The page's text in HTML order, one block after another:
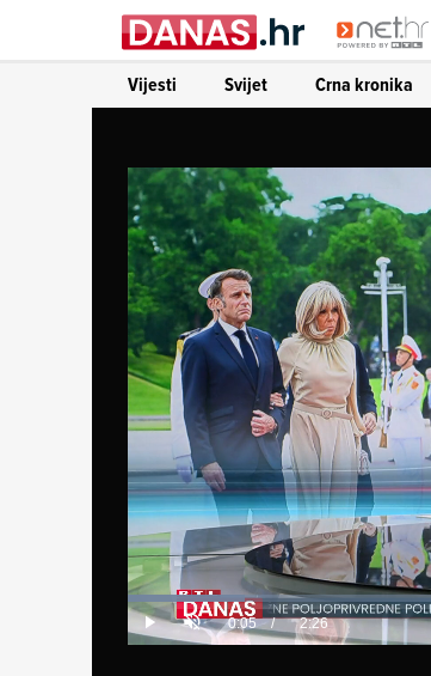
Vijesti Svijet Crna kronika
Play UnmuteCurrent
0:05 / Duration
2:26
Loaded:
13.86%